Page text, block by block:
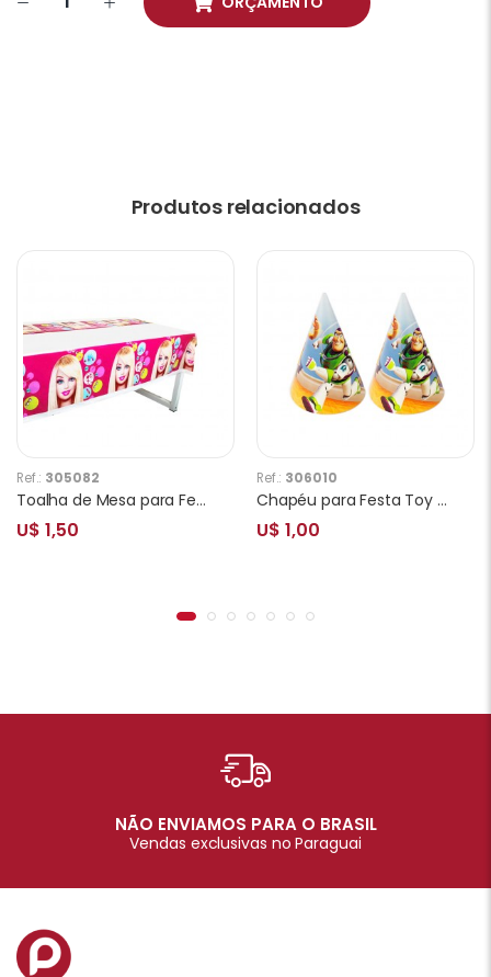
Produtos relacionados
Ref.: 305082
Toalha de Mesa para Festa Barbie
U$ 1,50
Ref.: 306010
Chapéu para Festa Toy Story 10 Unidades
U$ 1,00
NÃO ENVIAMOS PARA O BRASIL
Vendas exclusivas no Paraguai